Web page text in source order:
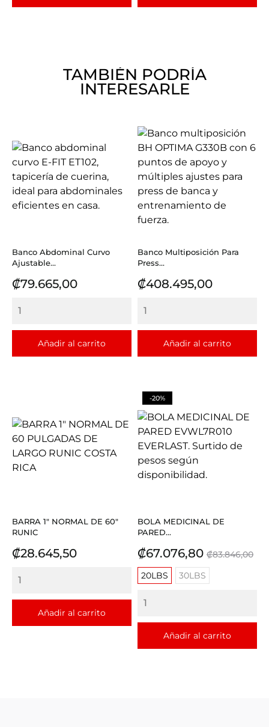
TAMBIÉN PODRÍA
INTERESARLE
Banco Abdominal Curvo
Ajustable...
Precio
₡79.665,00
Añadir al carrito
Banco Multiposición Para
Press...
Precio
₡408.495,00
Añadir al carrito
BARRA 1" NORMAL DE 60"
RUNIC
Precio
₡28.645,50
Añadir al carrito
BOLA MEDICINAL DE
PARED...
Precio
₡67.076,80 Precio
base
₡83.846,00
20LBS
30LBS
Añadir al carrito
-20%